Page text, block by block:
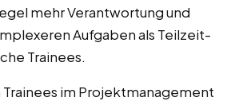
mehr Verantwortung und
Aufgaben als Teilzeit-
Trainees.
Trainees im Projektmanagement